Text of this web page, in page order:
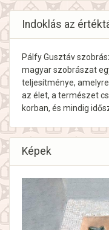
Indoklás az
Pálfy Gusztáv
magyar szobrászat
teljesítménye,
az élet, a természet
korban, és mindig
Képek